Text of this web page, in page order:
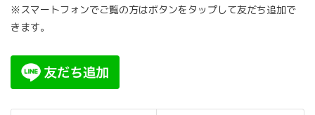
※スマートフォンでご覧の方はボタンをタップして友だち追加で
きます。